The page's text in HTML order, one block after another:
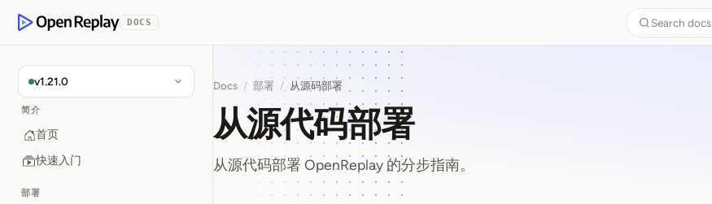
OpenReplay
DOCS Search docs
v1.21.0
简介
首页
快速入门
部署
Docs / 部署 / 从源码部署
从源代码部署
从源代码部署 OpenReplay 的分步指南。